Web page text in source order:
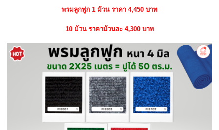
พรมลูกฟูก 1 ม้วน ราคา 4,450 บาท
10 ม้วน ราคาม้วนละ 4,300 บาท